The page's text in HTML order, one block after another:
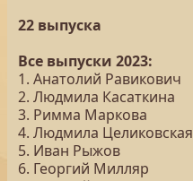
22 выпуска
Все выпуски 2023:
1. Анатолий Равикович
2. Людмила Касаткина
3. Римма Маркова
4. Людмила Целиковская
5. Иван Рыжов
6. Георгий Милляр